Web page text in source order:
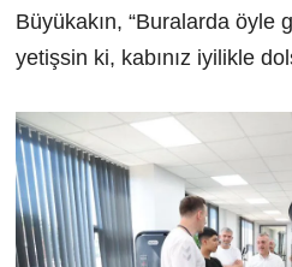
Büyükakın, “Buralarda öyle
yetişsin ki, kabınız iyilikle